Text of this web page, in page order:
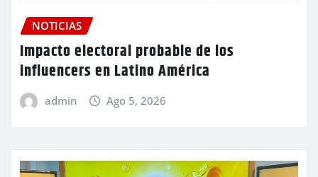
NOTICIAS
Impacto electoral probable de los
influencers en Latino América
admin Ago 5, 2026